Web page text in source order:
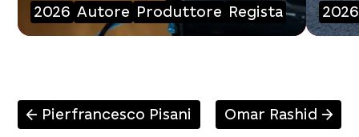
2026 Autore Produttore Regista 2026
↑ Pierfrancesco Pisani Omar Rashid ↑